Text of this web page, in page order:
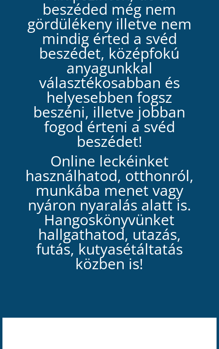
beszéded még nem
gördülékeny illetve nem
mindig érted a svéd
beszédet, középfokú
anyagunkkal
választékosabban és
helyesebben fogsz
beszéni, illetve jobban
fogod érteni a svéd
beszédet!
Online leckéinket
használhatod, otthonról,
munkába menet vagy
nyáron nyaralás alatt is.
Hangoskönyvünket
hallgathatod, utazás,
futás, kutyasétáltatás
közben is!